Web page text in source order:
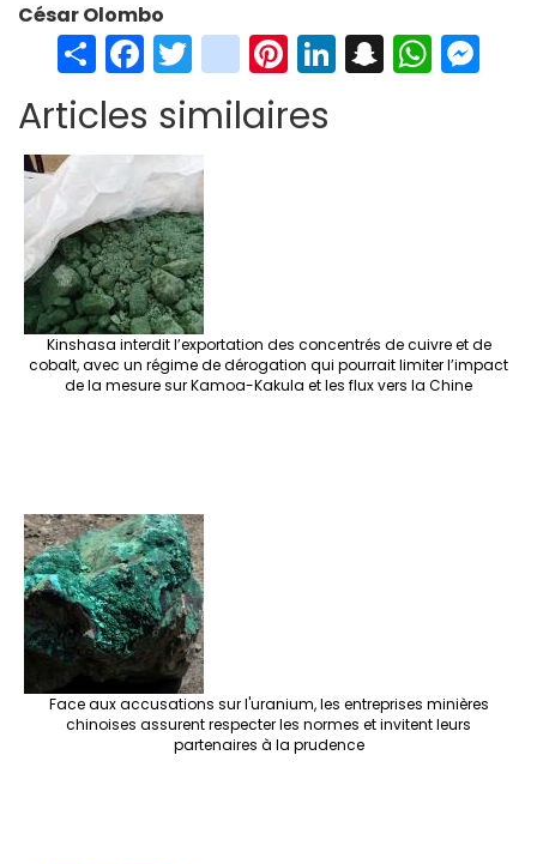
César Olombo
S
h
ar
e
Fa
ce
b
o
o
k
T
wi
tt
er
in
st
ag
Pi
er
Li S W
Articles similaires
Kinshasa interdit l’exportation des concentrés de cuivre et de
cobalt, avec un régime de dérogation qui pourrait limiter l’impact
de la mesure sur Kamoa-Kakula et les flux vers la Chine
Face aux accusations sur l'uranium, les entreprises minières
chinoises assurent respecter les normes et invitent leurs
partenaires à la prudence